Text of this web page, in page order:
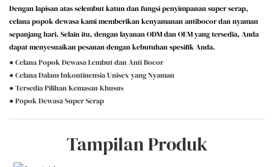
Dengan lapisan atas selembut katun dan fungsi penyimpanan super serap,
celana popok dewasa kami memberikan kenyamanan antibocor dan nyaman
sepanjang hari. Selain itu, dengan layanan ODM dan OEM yang tersedia, Anda
dapat menyesuaikan pesanan dengan kebutuhan spesifik Anda.
● Celana Popok Dewasa Lembut dan Anti Bocor
● Celana Dalam Inkontinensia Unisex yang Nyaman
● Tersedia Pilihan Kemasan Khusus
● Popok Dewasa Super Serap
Tampilan Produk